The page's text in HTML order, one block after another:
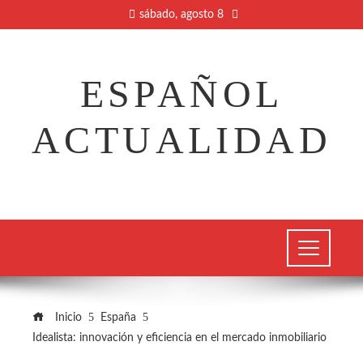
sábado, agosto 8
ESPAÑOL
ACTUALIDAD
Inicio
España
Idealista: innovación y eficiencia en el mercado inmobiliario